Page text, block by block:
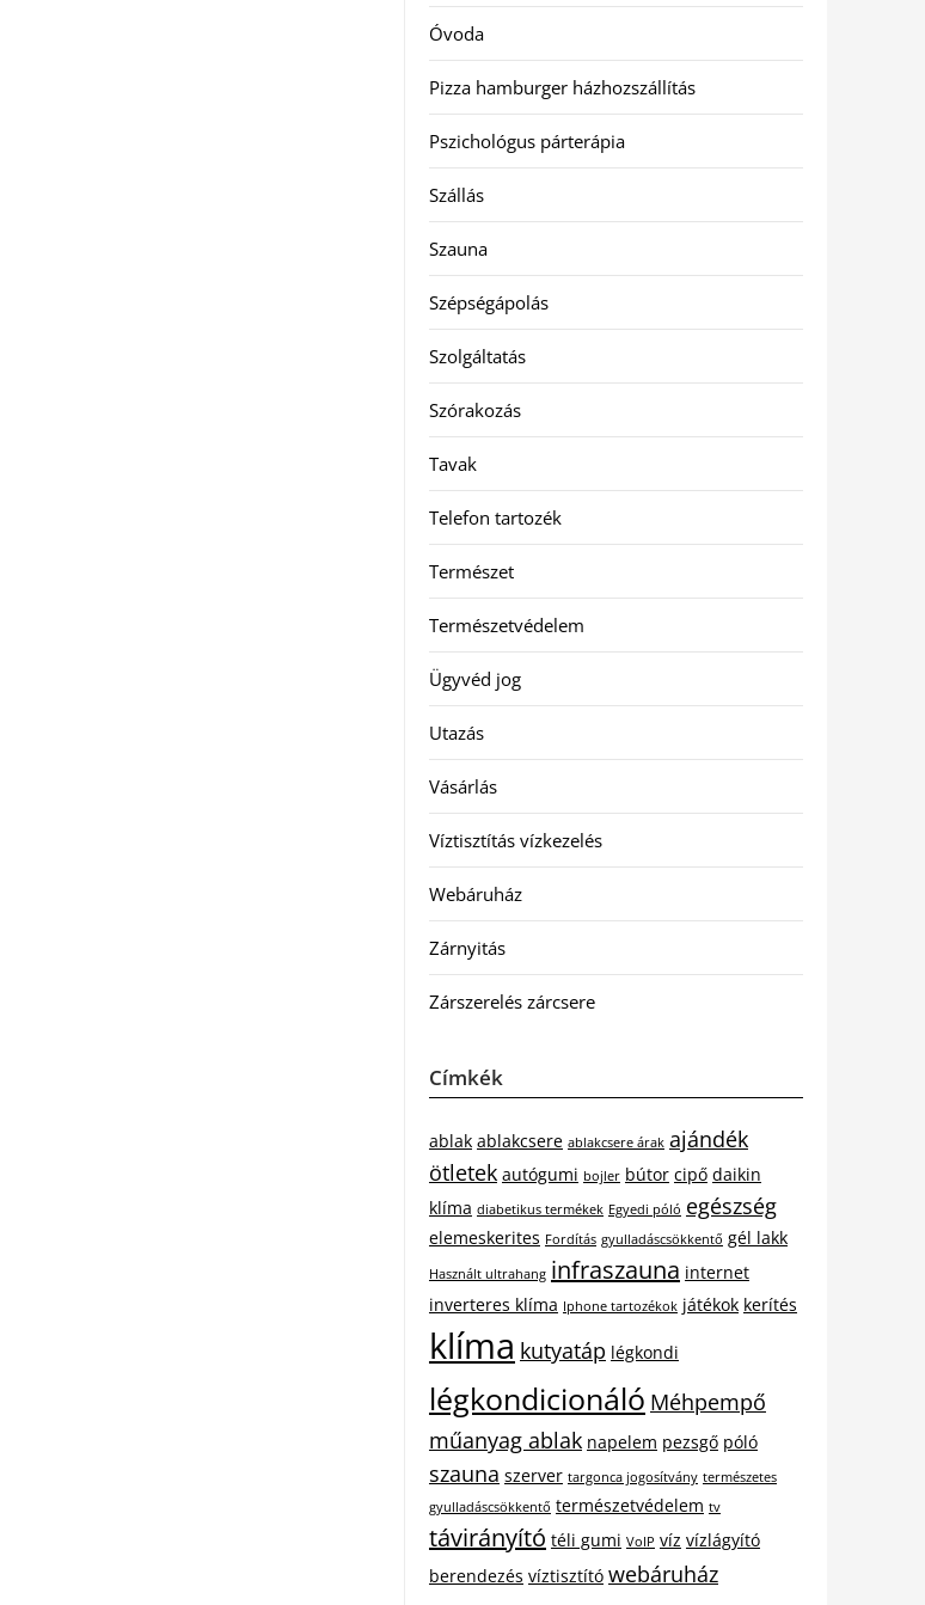
Óvoda
Pizza hamburger házhozszállítás
Pszichológus párterápia
Szállás
Szauna
Szépségápolás
Szolgáltatás
Szórakozás
Tavak
Telefon tartozék
Természet
Természetvédelem
Ügyvéd jog
Utazás
Vásárlás
Víztisztítás vízkezelés
Webáruház
Zárnyitás
Zárszerelés zárcsere
Címkék
ablak ablakcsere ablakcsere árak ajándék
ötletek autógumi bojler bútor cipő daikin
klíma diabetikus termékek Egyedi póló egészség
elemeskerites Fordítás gyulladáscsökkentő gél lakk
Használt ultrahang infraszauna internet
inverteres klíma Iphone tartozékok játékok kerítés
klíma kutyatáp légkondi
légkondicionáló Méhpempő
műanyag ablak napelem pezsgő póló
szauna szerver targonca jogosítvány természetes
gyulladáscsökkentő természetvédelem tv
távirányító téli gumi VoIP víz vízlágyító
berendezés víztisztító webáruház